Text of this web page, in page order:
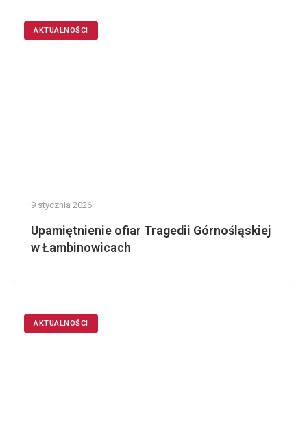
AKTUALNOŚCI
9 stycznia 2026
Upamiętnienie ofiar Tragedii Górnośląskiej
w Łambinowicach
AKTUALNOŚCI